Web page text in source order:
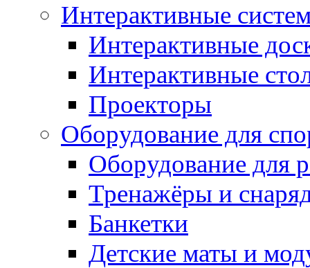
Интерактивные
Интерактивные
Интерактивные
Проекторы
Оборудование для
Оборудование для
Тренажёры и
Банкетки
Детские маты и